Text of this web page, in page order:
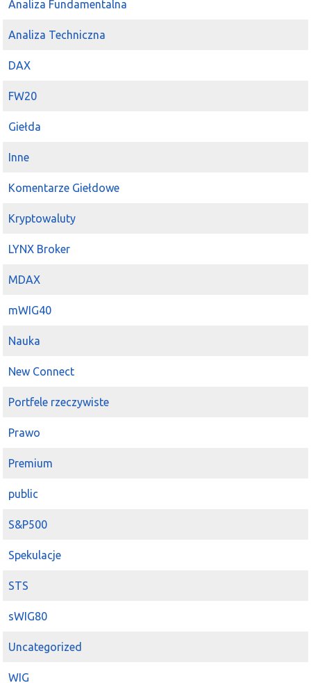
Analiza Fundamentalna
Analiza Techniczna
DAX
FW20
Giełda
Inne
Komentarze Giełdowe
Kryptowaluty
LYNX Broker
MDAX
mWIG40
Nauka
New Connect
Portfele rzeczywiste
Prawo
Premium
public
S&P500
Spekulacje
STS
sWIG80
Uncategorized
WIG